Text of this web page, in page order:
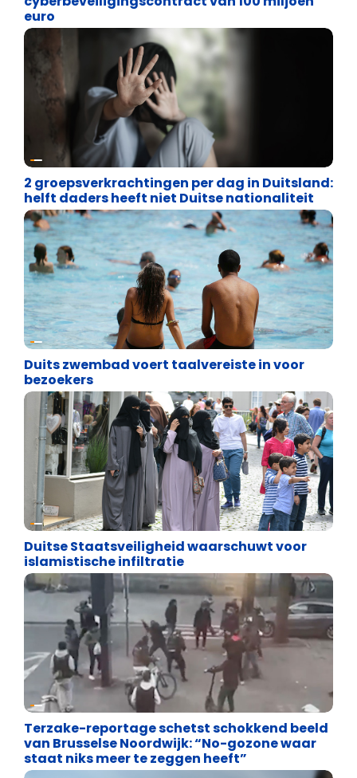
euro
Asiel en Migratie
2 groepsverkrachtingen per dag in Duitsland:
helft daders heeft niet Duitse nationaliteit
Veiligheid
Duits zwembad voert taalvereiste in voor
bezoekers
Terrorisme en extremisme
Duitse Staatsveiligheid waarschuwt voor
islamistische infiltratie
Binnenland politiek
Terzake-reportage schetst schokkend beeld
van Brusselse Noordwijk: “No-gozone waar
staat niks meer te zeggen heeft”